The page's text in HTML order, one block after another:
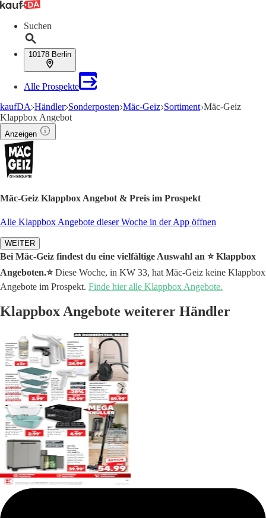
Suchen
10178 Berlin
Alle Prospekte
kaufDA Händler Sonderposten Mäc-Geiz Sortiment Mäc-Geiz
Klappbox Angebot
Anzeigen
Mäc-Geiz Klappbox Angebot & Preis im Prospekt
Alle Klappbox Angebote dieser Woche in der App öffnen
WEITER
Bei Mäc-Geiz findest du eine vielfältige Auswahl an ⭐️ Klappbox
Angeboten.⭐️Diese Woche, in KW 33, hat Mäc-Geiz keine Klappbox
Angebote im Prospekt. Finde hier alle Klappbox Angebote.
Klappbox Angebote weiterer Händler